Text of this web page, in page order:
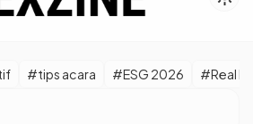
#tips acara #ESG 2026 #Real